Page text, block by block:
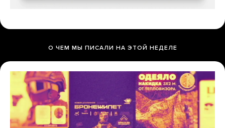
О ЧЕМ МЫ ПИСАЛИ НА ЭТОЙ НЕДЕЛЕ